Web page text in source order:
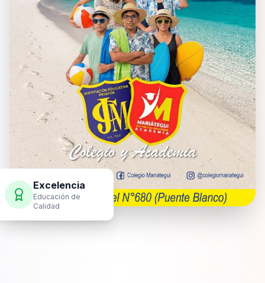
Excelencia
Educación de
Calidad